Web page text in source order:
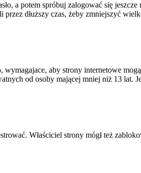
a potem spróbuj zalogować się
dłuższy czas, żeby zmniejszyć
aby strony internetowe
od osoby mającej mniej niż 13 lat.
Właściciel strony mógł też